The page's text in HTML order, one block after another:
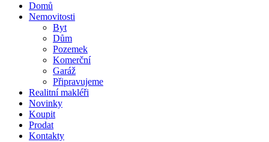
Domů
Nemovitosti
Byt
Dům
Pozemek
Komerční
Garáž
Připravujeme
Realitní makléři
Novinky
Koupit
Prodat
Kontakty